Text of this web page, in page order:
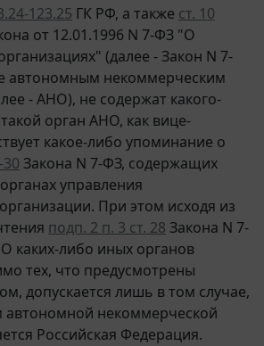
123.25 ГК РФ, а также ст. 10
от 12.01.1996 N 7-ФЗ "О
(далее - Закон N 7-
автономным некоммерческим
- АНО), не содержат какого-
орган АНО, как вице-
какое-либо упоминание о
30 Закона N 7-ФЗ, содержащих
управления
При этом исходя из
подп. 2 п. 3 ст. 28 Закона N 7-
каких-либо иных органов
тех, что предусмотрены
допускается лишь в том случае,
автономной некоммерческой
Российская Федерация.